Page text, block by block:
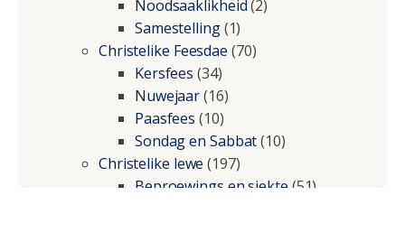
Noodsaaklikheid(2)
Samestelling(1)
Christelike Feesdae (70)
Kersfees (34)
Nuwejaar(16)
Paasfees (10)
Sondag en Sabbat(10)
Christelike lewe (197)
Beproewings en siekte(51)